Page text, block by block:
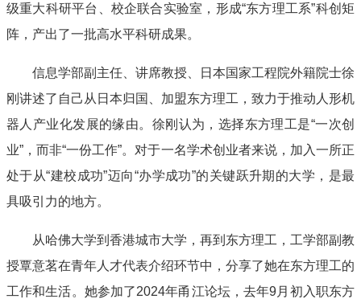
级重大科研平台、校企联合实验室，形成“东方理工系”科创矩
阵，产出了一批高水平科研成果。
信息学部副主任、讲席教授、日本国家工程院外籍院士徐
刚讲述了自己从日本归国、加盟东方理工，致力于推动人形机
器人产业化发展的缘由。徐刚认为，选择东方理工是“一次创
业”，而非“一份工作”。对于一名学术创业者来说，加入一所正
处于从“建校成功”迈向“办学成功”的关键跃升期的大学，是最
具吸引力的地方。
从哈佛大学到香港城市大学，再到东方理工，工学部副教
授覃意茗在青年人才代表介绍环节中，分享了她在东方理工的
工作和生活。她参加了2024年甬江论坛，去年9月初入职东方